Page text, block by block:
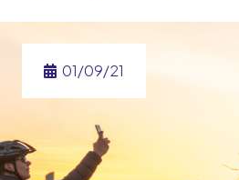
01/09/21